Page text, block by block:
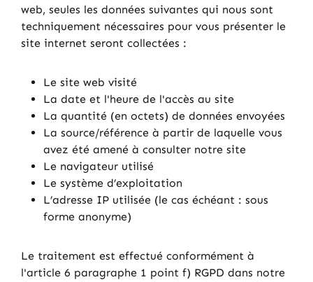
web, seules les données suivantes qui nous sont
techniquement nécessaires pour vous présenter le
site internet seront collectées :
Le site web visité
La date et l'heure de l'accès au site
La quantité (en octets) de données envoyées
La source/référence à partir de laquelle vous
avez été amené à consulter notre site
Le navigateur utilisé
Le système d’exploitation
L’adresse IP utilisée (le cas échéant : sous
forme anonyme)
Le traitement est effectué conformément à
l'article 6 paragraphe 1 point f) RGPD dans notre